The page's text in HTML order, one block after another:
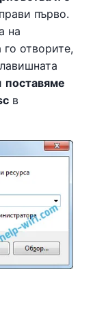
първо.
на
отворите,
поставяме
в